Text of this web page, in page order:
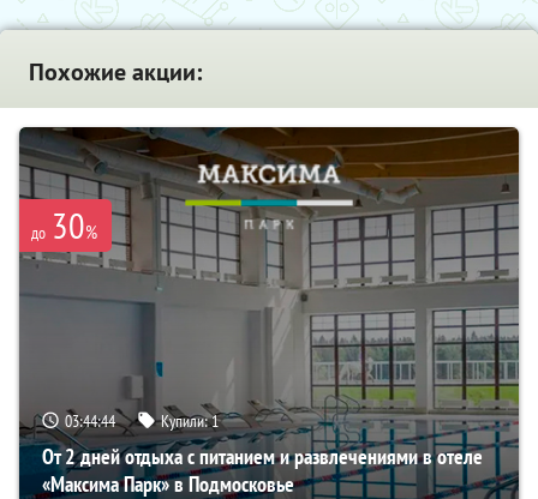
Похожие акции:
до 30%
03:44:43 Купили:1
От 2 дней отдыха с питанием и развлечениями в отеле
«Максима Парк» в Подмосковье